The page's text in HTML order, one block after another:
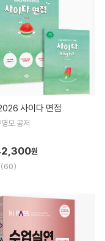
사이다 면접
모 공저
원
(60)